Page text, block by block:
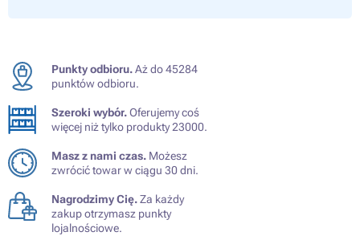
Punkty odbioru.Aż do 45284
punktów odbioru.
Szeroki wybór.Oferujemy coś
więcej niż tylko produkty 23000.
Masz z nami czas. Możesz
zwrócić towar w ciągu 30 dni.
Nagrodzimy Cię.Za każdy
zakup otrzymasz punkty
lojalnościowe.